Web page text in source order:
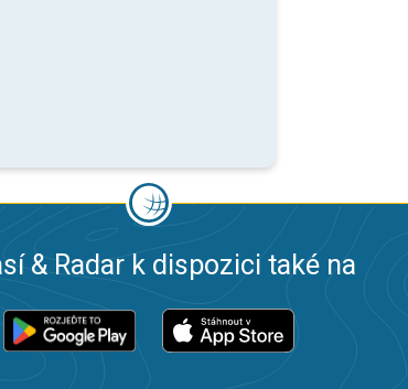
& Radar k dispozici také na